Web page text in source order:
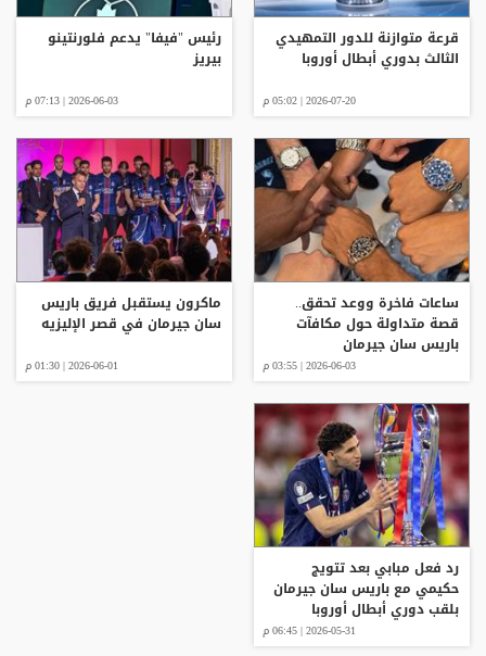
قرعة متوازنة للدور التمهيدي
الثالث بدوري أبطال أوروبا
2026-07-20 | 05:02 م
رئيس "فيفا" يدعم فلورنتينو
بيريز
2026-06-03 | 07:13 م
ساعات فاخرة ووعد تحقق..
قصة متداولة حول مكافآت
باريس سان جيرمان
2026-06-03 | 03:55 م
ماكرون يستقبل فريق باريس
سان جيرمان في قصر الإليزيه
2026-06-01 | 01:30 م
رد فعل مبابي بعد تتويج
حكيمي مع باريس سان جيرمان
بلقب دوري أبطال أوروبا
2026-05-31 | 06:45 م